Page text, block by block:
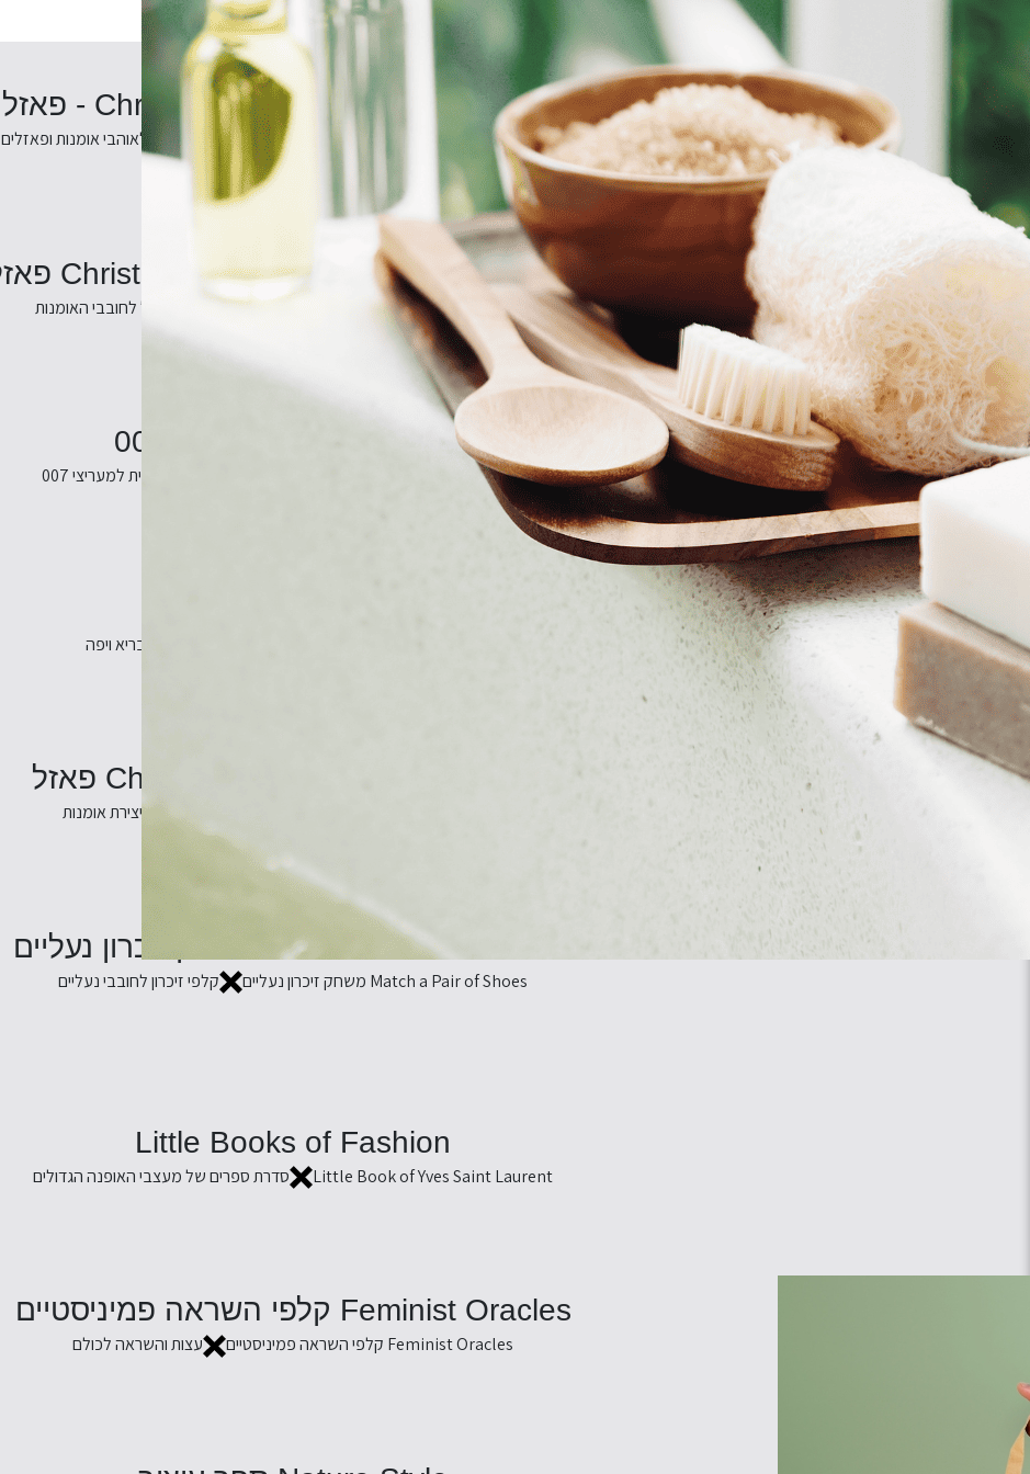
Christian Lacroix Mam'zelle Scarlett - פאזל
Christian Lacroix Mam'zelle Scarlett - פאזל מתנה מושלמת לאוהבי אומנות ופאזלים
Christian Lacroix - Love Who You Want פאזל
Christian Lacroix - Love Who You Want פאזל פאזל כפול לחובבי האומנות
משחק בינגו ג'יימס בונד 007
Laurence King James Bond Bingo המתנה האולטימטיבית למעריצי 007
הפוך את הבית שלך למקום בריא ויפה
Christian LaCroix Maison de Jeu פאזל
פאזל שהוא יצירת אומנות
Match a Pair of Shoes משחק זיכרון נעליים
Match a Pair of Shoes משחק זיכרון נעליים קלפי זיכרון לחובבי נעליים
Little Books of Fashion
Little Book of Yves Saint Laurent סדרת ספרים של מעצבי האופנה הגדולים
Feminist Oracles קלפי השראה פמיניסטיים
Feminist Oracles קלפי השראה פמיניסטיים עצות והשראה לכולם